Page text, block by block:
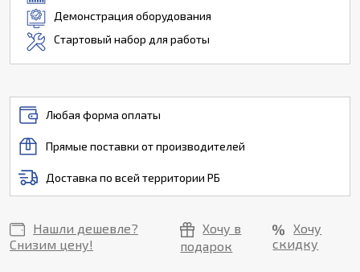
Демонстрация оборудования
Стартовый набор для работы
Любая форма оплаты
Прямые поставки от производителей
Доставка по всей территории РБ
Нашли дешевле?
Снизим цену!
Хочу в
подарок
Хочу
скидку